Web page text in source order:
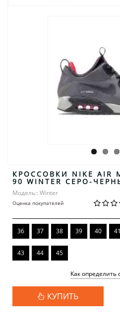
КРОССОВКИ NIKE AIR
90 WINTER СЕРО-
Модель:: Winter
Оценка покупателей
36 37 38 39 40 41
43 44 45
Как определить
КУПИТЬ